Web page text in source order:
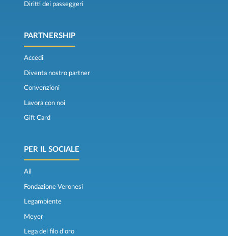
Diritti dei passeggeri
PARTNERSHIP
Accedi
Diventa nostro partner
Convenzioni
Lavora con noi
Gift Card
PER IL SOCIALE
Ail
Fondazione Veronesi
Legambiente
Meyer
Lega del filo d’oro